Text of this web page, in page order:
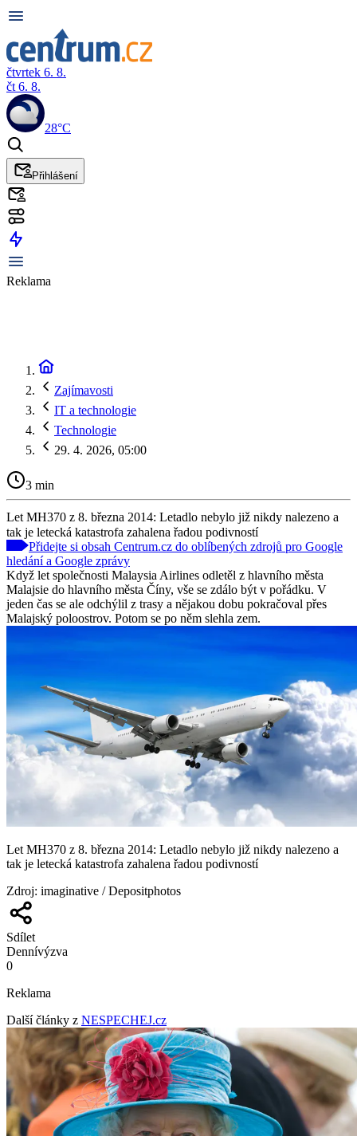
čtvrtek 6. 8.
čt 6. 8.
28°C
Přihlášení
Reklama
Zajímavosti
IT a technologie
Technologie
29. 4. 2026, 05:00
3 min
Let MH370 z 8. března 2014: Letadlo nebylo již nikdy nalezeno a
tak je letecká katastrofa zahalena řadou podivností
Přidejte si obsah Centrum.cz do oblíbených zdrojů pro Google
hledání a Google zprávy
Když let společnosti Malaysia Airlines odletěl z hlavního města
Malajsie do hlavního města Číny, vše se zdálo být v pořádku. V
jeden čas se ale odchýlil z trasy a nějakou dobu pokračoval přes
Malajský poloostrov. Potom se po něm slehla zem.
Let MH370 z 8. března 2014: Letadlo nebylo již nikdy nalezeno a
tak je letecká katastrofa zahalena řadou podivností
Zdroj: imaginative / Depositphotos
Sdílet
Dennívýzva
0
Reklama
Další články z NESPECHEJ.cz